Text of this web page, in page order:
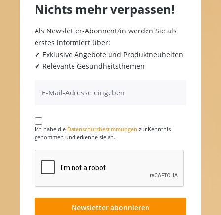
Nichts mehr verpassen!
Als Newsletter-Abonnent/in werden Sie als
erstes informiert über:
✔ Exklusive Angebote und Produktneuheiten
✔ Relevante Gesundheitsthemen
Ich habe die Datenschutzbestimmungen zur Kenntnis
genommen und erkenne sie an.
Newsletter abonnieren